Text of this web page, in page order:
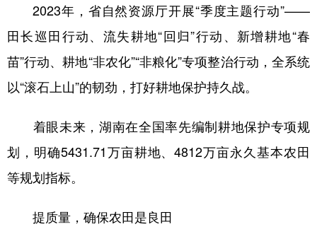
2023年，省自然资源厅开展“季度主题行动”——
田长巡田行动、流失耕地“回归”行动、新增耕地“春
苗”行动、耕地“非农化”“非粮化”专项整治行动，全系统
以“滚石上山”的韧劲，打好耕地保护持久战。
着眼未来，湖南在全国率先编制耕地保护专项规
划，明确5431.71万亩耕地、4812万亩永久基本农田
等规划指标。
提质量，确保农田是良田